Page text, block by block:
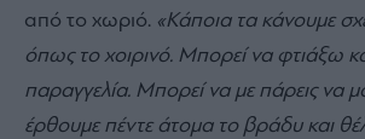
από το χωριό. «Κάποια τα κάνουμε
όπως το χοιρινό. Μπορεί να φτιάξω
παραγγελία. Μπορεί να με πάρεις να
έρθουμε πέντε άτομα το βράδυ και